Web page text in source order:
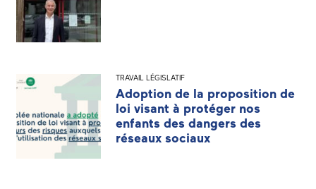
TRAVAIL LÉGISLATIF
Adoption de la proposition de
loi visant à protéger nos
enfants des dangers des
réseaux sociaux